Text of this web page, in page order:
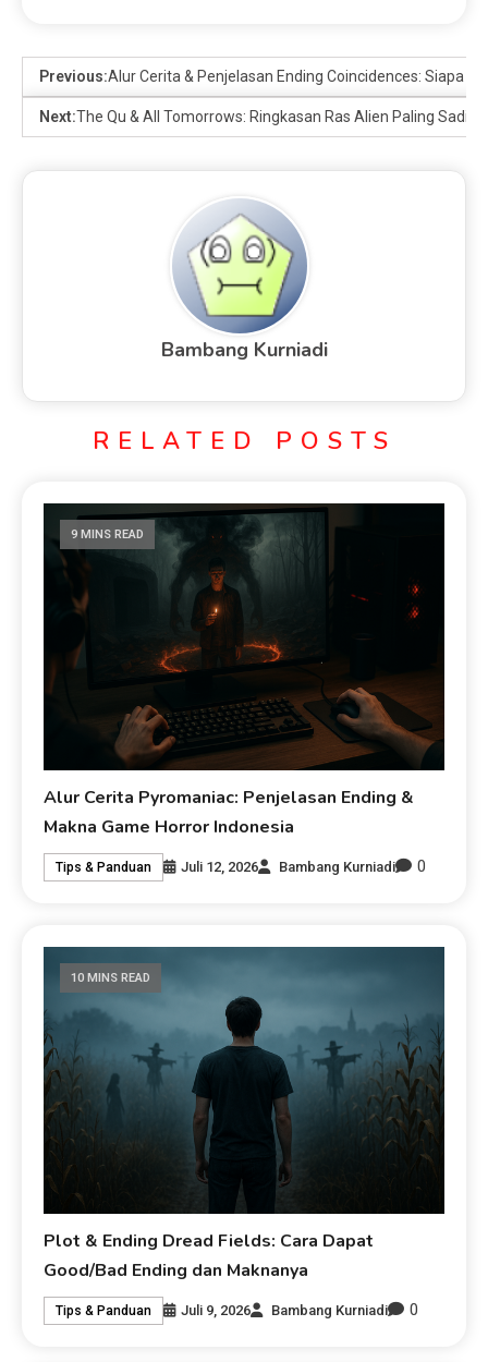
Previous:Alur Cerita & Penjelasan Ending Coincidences: Siapa
Next:The Qu & All Tomorrows: Ringkasan Ras Alien Paling Sadis
Bambang Kurniadi
RELATED POSTS
9 MINS READ
Alur Cerita Pyromaniac: Penjelasan Ending &
Makna Game Horror Indonesia
Tips & Panduan Juli 12, 2026 Bambang Kurniadi 0
10 MINS READ
Plot & Ending Dread Fields: Cara Dapat
Good/Bad Ending dan Maknanya
Tips & Panduan Juli 9, 2026 Bambang Kurniadi 0